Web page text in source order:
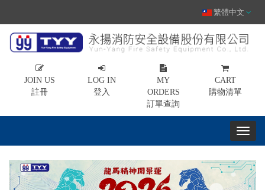
繁體中文
JOIN US
註冊
LOG IN
登入
MY
ORDERS
訂單查詢
CART
購物清單
Previous Next